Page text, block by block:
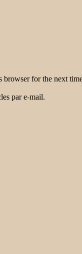
browser for the next
par e-mail.